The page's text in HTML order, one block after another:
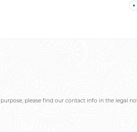
please find our contact info in the legal